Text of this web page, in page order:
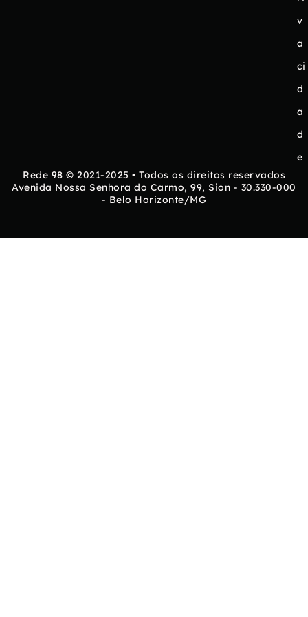
v
a
ci
d
a
d
e
Rede 98 © 2021-2025 • Todos os direitos reservados
Avenida Nossa Senhora do Carmo, 99, Sion - 30.330-000
- Belo Horizonte/MG